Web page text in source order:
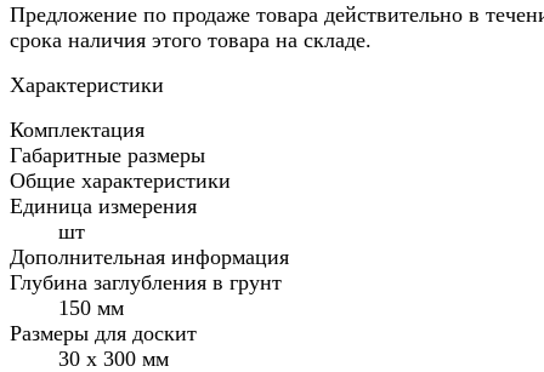
Предложение по продаже товара действительно в
срока наличия этого товара на складе.
Характеристики
Комплектация
Габаритные размеры
Общие характеристики
Единица измерения
шт
Дополнительная информация
Глубина заглубления в грунт
150 мм
Размеры для доскит
30 x 300 мм